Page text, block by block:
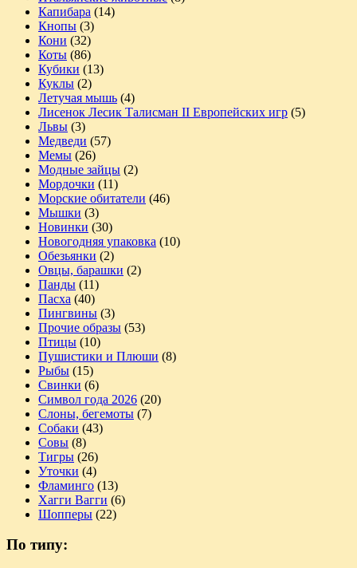
Капибара (14)
Кнопы (3)
Кони (32)
Коты (86)
Кубики (13)
Куклы (2)
Летучая мышь (4)
Лисенок Лесик Талисман II Европейских игр (5)
Львы (3)
Медведи (57)
Мемы (26)
Модные зайцы (2)
Мордочки (11)
Морские обитатели (46)
Мышки (3)
Новинки (30)
Новогодняя упаковка (10)
Обезьянки (2)
Овцы, барашки (2)
Панды (11)
Пасха (40)
Пингвины (3)
Прочие образы (53)
Птицы (10)
Пушистики и Плюши (8)
Рыбы (15)
Свинки (6)
Символ года 2026 (20)
Слоны, бегемоты (7)
Собаки (43)
Совы (8)
Тигры (26)
Уточки (4)
Фламинго (13)
Хагги Вагги (6)
Шопперы (22)
По типу: